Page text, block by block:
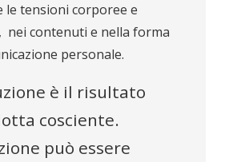
le tensioni corporee e
nei contenuti e nella forma
personale.
è il risultato
cosciente.
può essere